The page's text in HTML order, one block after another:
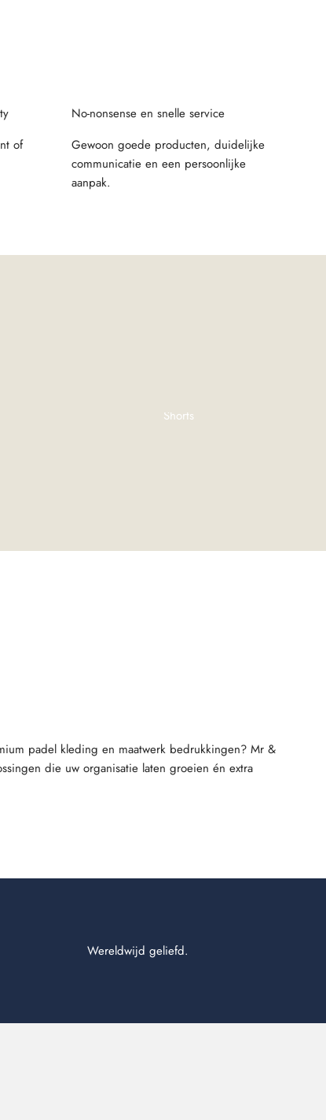
of
No-nonsense en snelle service
Gewoon goede producten, duidelijke
communicatie en een persoonlijke
aanpak.
Shorts
padel kleding en maatwerk bedrukkingen? Mr &
die uw organisatie laten groeien én extra
Wereldwijd geliefd.